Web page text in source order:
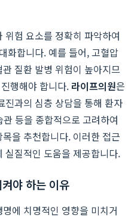
험 요소를 정확히 파악하여
화합니다. 예를 들어, 고혈압
질환 발병 위험이 높아지므
행해야 합니다. 라이프의원은
진과의 심층 상담을 통해 환자
등을 종합적으로 고려하여
을 추천합니다. 이러한 접근
실질적인 도움을 제공합니다.
야 하는 이유
에 치명적인 영향을 미치거